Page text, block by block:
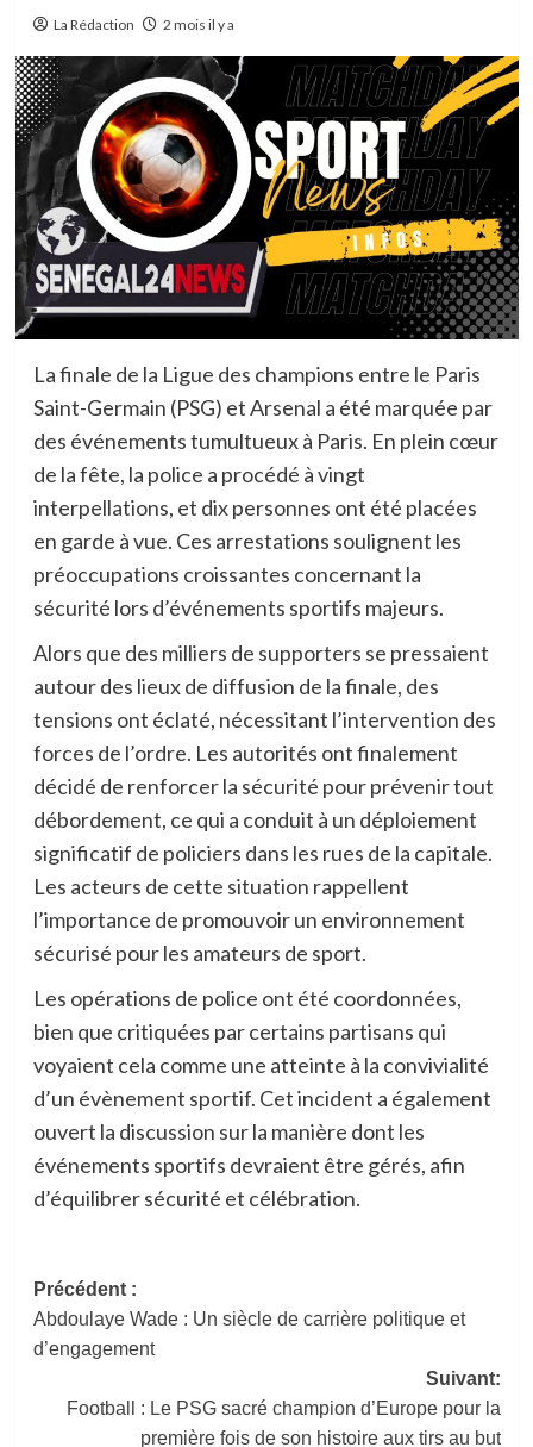
La Rédaction 2 mois il y a
La finale de la Ligue des champions entre le Paris
Saint-Germain (PSG) et Arsenal a été marquée par
des événements tumultueux à Paris. En plein cœur
de la fête, la police a procédé à vingt
interpellations, et dix personnes ont été placées
en garde à vue. Ces arrestations soulignent les
préoccupations croissantes concernant la
sécurité lors d’événements sportifs majeurs.
Alors que des milliers de supporters se pressaient
autour des lieux de diffusion de la finale, des
tensions ont éclaté, nécessitant l’intervention des
forces de l’ordre. Les autorités ont finalement
décidé de renforcer la sécurité pour prévenir tout
débordement, ce qui a conduit à un déploiement
significatif de policiers dans les rues de la capitale.
Les acteurs de cette situation rappellent
l’importance de promouvoir un environnement
sécurisé pour les amateurs de sport.
Les opérations de police ont été coordonnées,
bien que critiquées par certains partisans qui
voyaient cela comme une atteinte à la convivialité
d’un évènement sportif. Cet incident a également
ouvert la discussion sur la manière dont les
événements sportifs devraient être gérés, afin
d’équilibrer sécurité et célébration.
Navigation
d’article
Précédent :
Abdoulaye Wade : Un siècle de carrière politique et
d’engagement
Suivant:
Football : Le PSG sacré champion d’Europe pour la
première fois de son histoire aux tirs au but